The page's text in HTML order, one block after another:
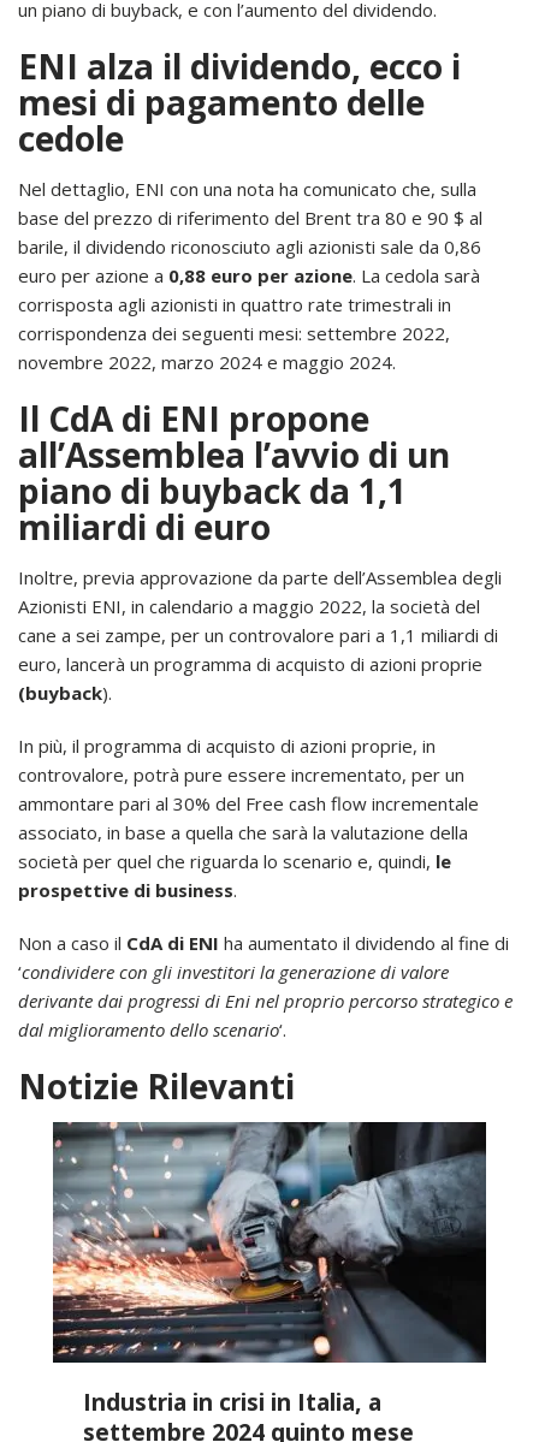
un piano di buyback, e con l’aumento del dividendo.
ENI alza il dividendo, ecco i
mesi di pagamento delle
cedole
Nel dettaglio, ENI con una nota ha comunicato che, sulla
base del prezzo di riferimento del Brent tra 80 e 90 $ al
barile, il dividendo riconosciuto agli azionisti sale da 0,86
euro per azione a 0,88 euro per azione. La cedola sarà
corrisposta agli azionisti in quattro rate trimestrali in
corrispondenza dei seguenti mesi: settembre 2022,
novembre 2022, marzo 2024 e maggio 2024.
Il CdA di ENI propone
all’Assemblea l’avvio di un
piano di buyback da 1,1
miliardi di euro
Inoltre, previa approvazione da parte dell’Assemblea degli
Azionisti ENI, in calendario a maggio 2022, la società del
cane a sei zampe, per un controvalore pari a 1,1 miliardi di
euro, lancerà un programma di acquisto di azioni proprie
(buyback).
In più, il programma di acquisto di azioni proprie, in
controvalore, potrà pure essere incrementato, per un
ammontare pari al 30% del Free cash flow incrementale
associato, in base a quella che sarà la valutazione della
società per quel che riguarda lo scenario e, quindi, le
prospettive di business.
Non a caso il CdA di ENI ha aumentato il dividendo al fine di
‘condividere con gli investitori la generazione di valore
derivante dai progressi di Eni nel proprio percorso strategico e
dal miglioramento dello scenario‘.
Notizie Rilevanti
Industria in crisi in Italia, a
settembre 2024 quinto mese